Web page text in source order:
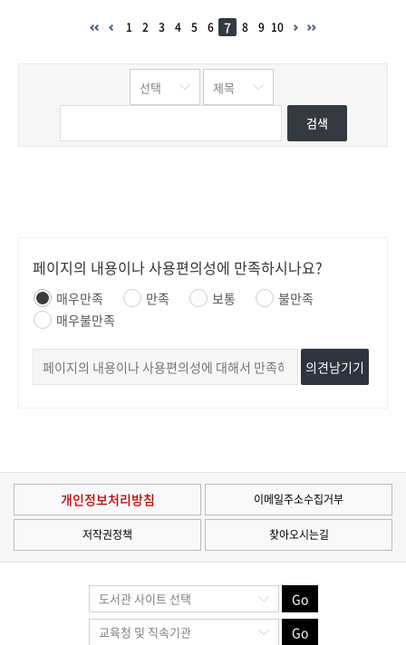
1 2 3 4 5 6 7 8 9 10
페이지의 내용이나 사용편의성에 만족하시나요?
매우만족 만족 보통
불만족
매우불만족
의견남기기
개인정보처리방침 이메일주소수집거부
저작권정책 찾아오시는길
Go
Go